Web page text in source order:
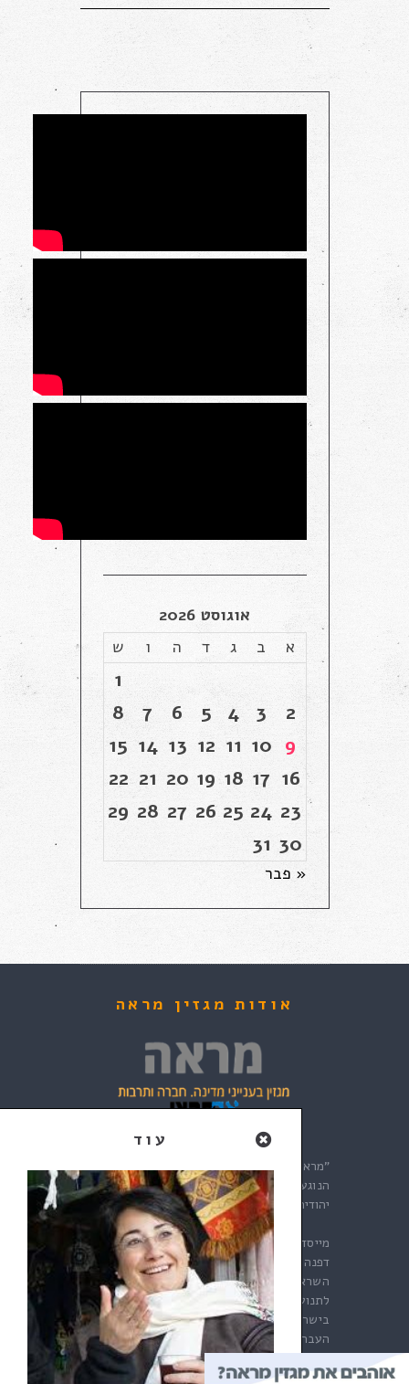
אוגוסט 2026
א
ב ג ד ה ו ש
1
2
3
4
5
6
7
8
9
10
11
12
13
14
15
16
17
18
19
20
21
22
23
24
25
26
27
28
29
30
31
« פבר
אודות מגזין מראה
"מראה" הוא מגזין עם מבט לאומי העוסק בעניינים
הנוגעים לקיומה של ישראל כמדינה ציונית. כלומר
יהודית ודמוקרטית.
מייסדת "מראה", והעורכת הראשית הראשונה היא
דפנה נתניהו. לאחר עבודה מסורה ומעוררת
השראה לאורך שנים, העבירה דפנה את "מראה"
לתנועת "אם תרצו", התנועה הציונית הגדולה
בישראל. אנו מודים לדפנה היקרה על האמון ועל
העברת הלפיד אלינו.